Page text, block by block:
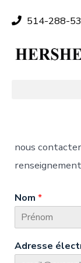
514-288-
nous
Nom*
Adresse